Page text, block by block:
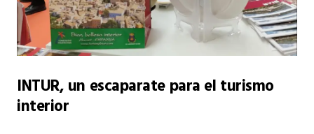
INTUR, un escaparate para el turismo
interior